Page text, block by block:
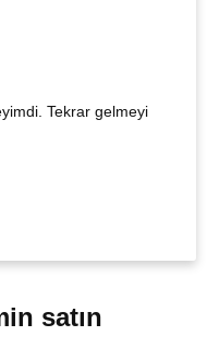
Tekrar gelmeyi
satın